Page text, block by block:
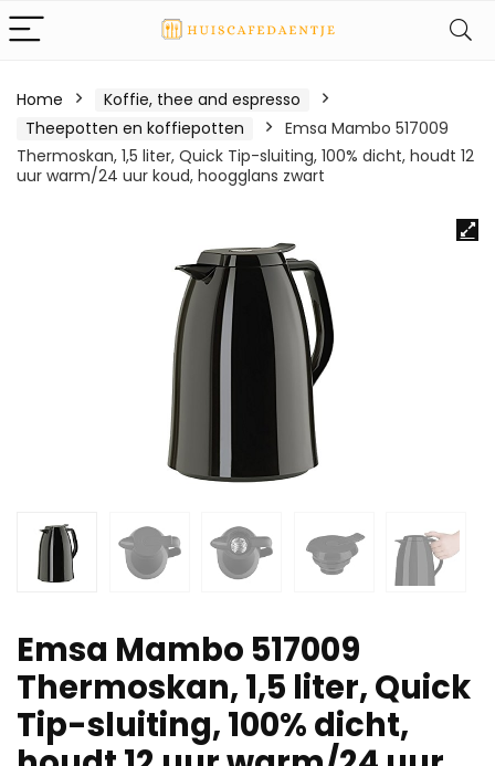
Home
Koffie, thee and espresso
Theepotten en koffiepotten
Emsa Mambo 517009
Thermoskan, 1,5 liter, Quick Tip-sluiting, 100% dicht, houdt 12
uur warm/24 uur koud, hoogglans zwart
Emsa Mambo 517009
Thermoskan, 1,5 liter, Quick
Tip-sluiting, 100% dicht,